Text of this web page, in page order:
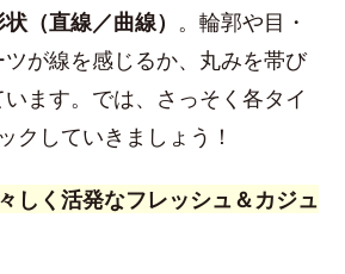
（直線／曲線） 。輪郭や目・
が線を感じるか、丸みを帯び
ます。では、さっそく各タイ
クしていきましょう！
しく活発なフレッシュ＆カジュ